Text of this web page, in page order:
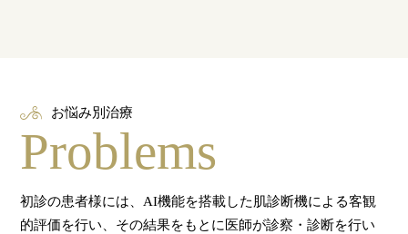
お悩み別治療
Problems
初診の患者様には、AI機能を搭載した肌診断機による客観
的評価を行い、その結果をもとに医師が診察・診断を行い